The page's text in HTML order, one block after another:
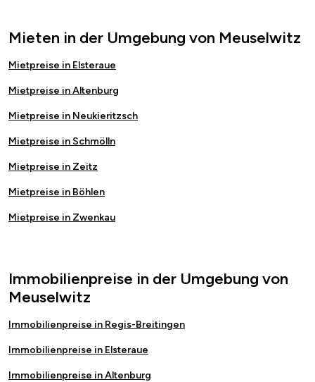
Mieten in der Umgebung von Meuselwitz
Mietpreise in Elsteraue
Mietpreise in Altenburg
Mietpreise in Neukieritzsch
Mietpreise in Schmölln
Mietpreise in Zeitz
Mietpreise in Böhlen
Mietpreise in Zwenkau
Immobilienpreise in der Umgebung von
Meuselwitz
Immobilienpreise in Regis-Breitingen
Immobilienpreise in Elsteraue
Immobilienpreise in Altenburg